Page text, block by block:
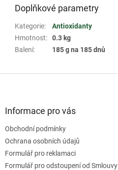
Doplňkové parametry
Kategorie:
Antioxidanty
Hmotnost:
0.3 kg
Balení: 185 g na 185 dnů
Informace pro vás
Obchodní podmínky
Ochrana osobních údajů
Formulář pro reklamaci
Formulář pro odstoupení od Smlouvy